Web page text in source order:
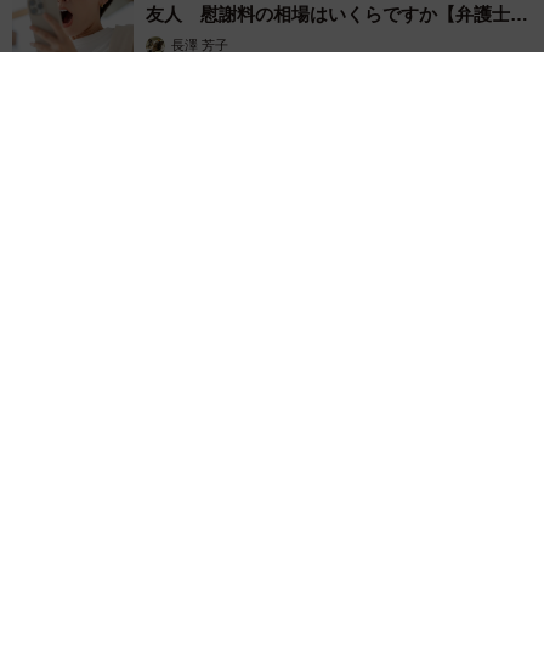
友人 慰謝料の相場はいくらですか【弁護士が
解説】長澤 芳子